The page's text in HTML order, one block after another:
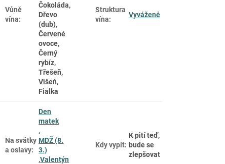
Vůně
vína:
Čokoláda,
Dřevo
(dub),
Červené
ovoce,
Černý
rybíz,
Třešeň,
Višeň,
Fialka
Struktura
vína:
Vyvážené
Na svátky
a oslavy:
Den
matek
,
MDŽ (8.
3.)
,Valentýn
Kdy vypít:
K pití teď,
bude se
zlepšovat